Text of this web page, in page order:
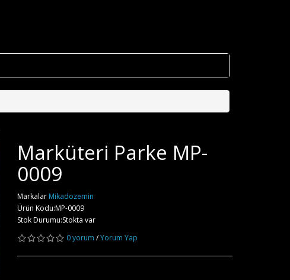
Marküteri Parke MP-
0009
Markalar Mikadozemin
Ürün Kodu:MP-0009
Stok Durumu:Stokta var
0 yorum /Yorum Yap